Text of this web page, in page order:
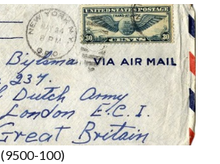
(9500-100)